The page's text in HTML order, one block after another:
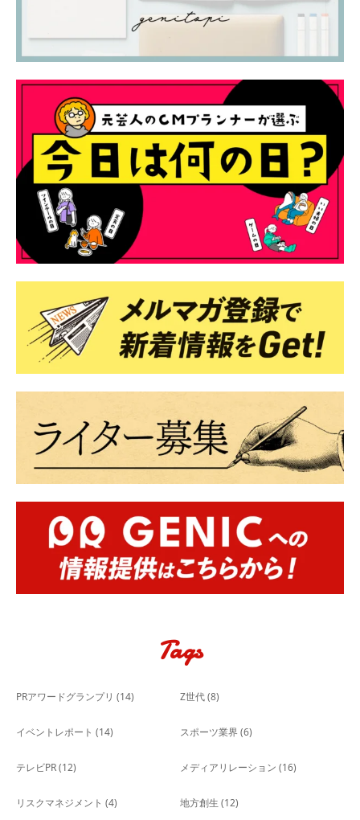
Tags
PRアワードグランプリ (14) Z世代(8)
イベントレポート (14) スポーツ業界 (6)
テレビPR(12) メディアリレーション (16)
リスクマネジメント (4) 地方創生 (12)